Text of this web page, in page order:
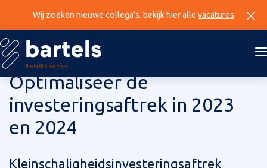
Wij zoeken nieuwe collega’s. bekijk hier alle vacatures
9 november 2023
Optimaliseer de
investeringsaftrek in 2023
en 2024
Kleinschaligheidsinvesteringsaftrek